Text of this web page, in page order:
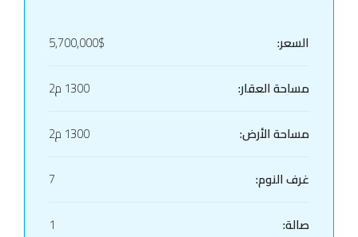
السعر:
5,700,000$
مساحة العقار:
1300 م2
مساحة الأرض:
1300 م2
غرف النوم:
7
صالة:
1